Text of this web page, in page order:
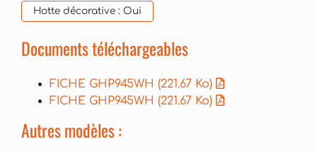
Hotte décorative : Oui
Documents téléchargeables
FICHE GHP945WH (221.67 Ko)
FICHE GHP945WH (221.67 Ko)
Autres modèles :